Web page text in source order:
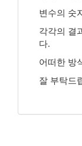
변수의 숫
각각의 결
다.
어떠한 방
잘 부탁드